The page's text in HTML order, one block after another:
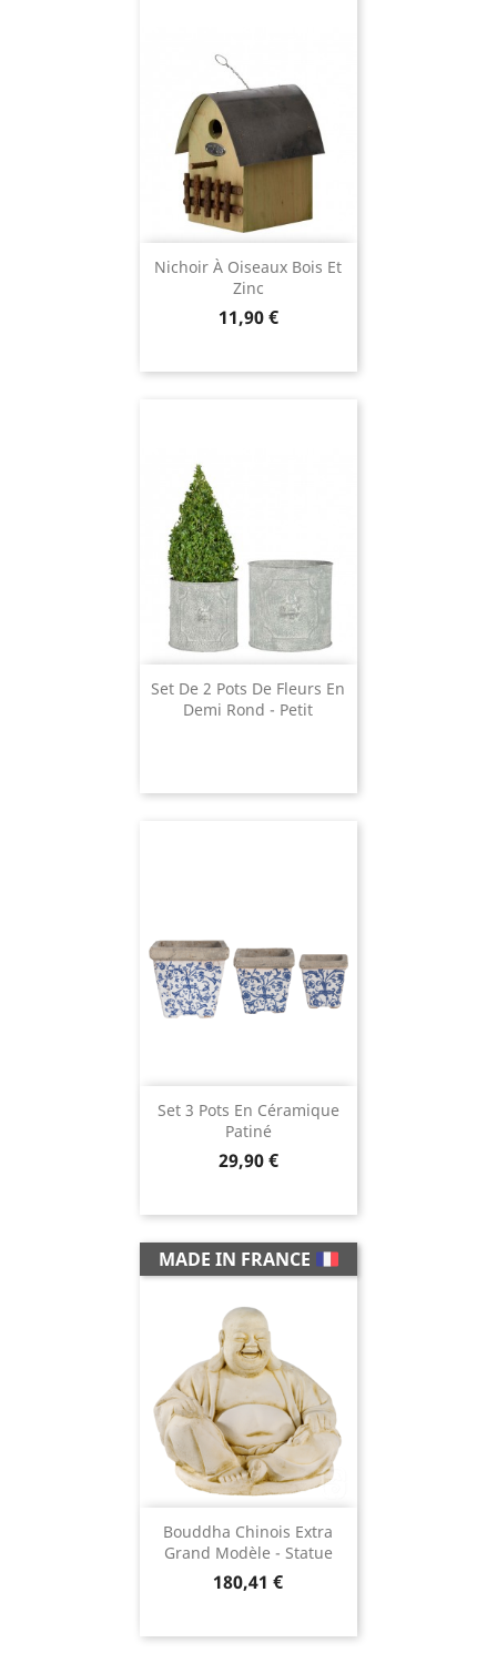
Nichoir À Oiseaux Bois Et
Zinc
Prix
11,90 €
Set De 2 Pots De Fleurs En
Demi Rond - Petit
Set 3 Pots En Céramique
Patiné
Prix
29,90 €
Bouddha Chinois Extra
Grand Modèle - Statue
Prix
180,41 €
MADE IN FRANCE